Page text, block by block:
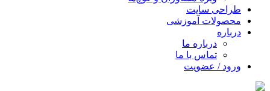
طراحی سایت
محصولات آموزشی
درباره
درباره ما
تماس با ما
ورود / عضویت